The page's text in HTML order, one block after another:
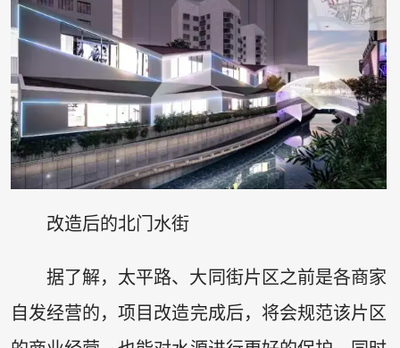
改造后的北门水街
据了解，太平路、大同街片区之前是各商家
自发经营的，项目改造完成后，将会规范该片区